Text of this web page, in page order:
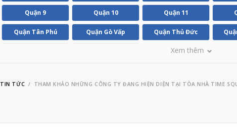
Quận 9 Quận 10 Quận 11
Quận Tân Phú Quận Gò Vấp Quận Thủ Đức
Xem thêm
TIN TỨC ​​​​​​​THAM KHẢO NHỮNG CÔNG TY ĐANG HIỆN DIỆN TẠI TÒA NHÀ TIME